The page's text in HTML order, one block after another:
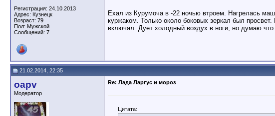
Регистрация: 24.10.2013
Адрес: Кузнецк
Возраст: 79
Пол: Мужской
Сообщений: 7
Ехал из Курумоча в -22 ночью втроем. Нагрелась
куржаком. Только около боковых зеркал был
включал. Дует холодный воздух в ноги, но думаю что
21.02.2014, 22:35
oapv
Модератор
Re: Лада Ларгус и мороз
Цитата: